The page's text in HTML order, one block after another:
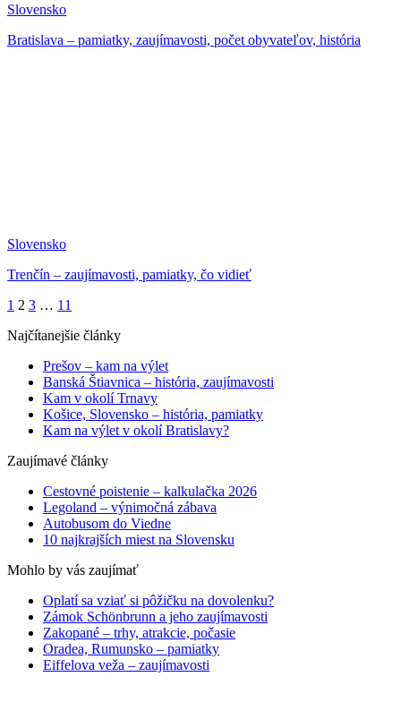
Slovensko
Bratislava – pamiatky, zaujímavosti, počet obyvateľov, história
Slovensko
Trenčín – zaujímavosti, pamiatky, čo vidieť
1 2 3 … 11
Najčítanejšie články
Prešov – kam na výlet
Banská Štiavnica – história, zaujímavosti
Kam v okolí Trnavy
Košice, Slovensko – história, pamiatky
Kam na výlet v okolí Bratislavy?
Zaujímavé články
Cestovné poistenie – kalkulačka 2026
Legoland – výnimočná zábava
Autobusom do Viedne
10 najkrajších miest na Slovensku
Mohlo by vás zaujímať
Oplatí sa vziať si pôžičku na dovolenku?
Zámok Schönbrunn a jeho zaujímavosti
Zakopané – trhy, atrakcie, počasie
Oradea, Rumunsko – pamiatky
Eiffelova veža – zaujímavosti